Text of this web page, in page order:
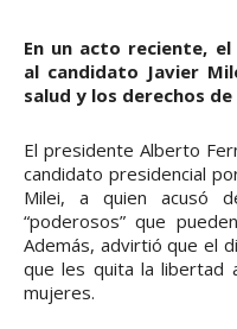
En un acto reciente,
al candidato Javier
salud y los derechos
El presidente Alberto
candidato presidencial
Milei, a quien acusó
“poderosos” que
Además, advirtió que el
que les quita la libertad
mujeres.